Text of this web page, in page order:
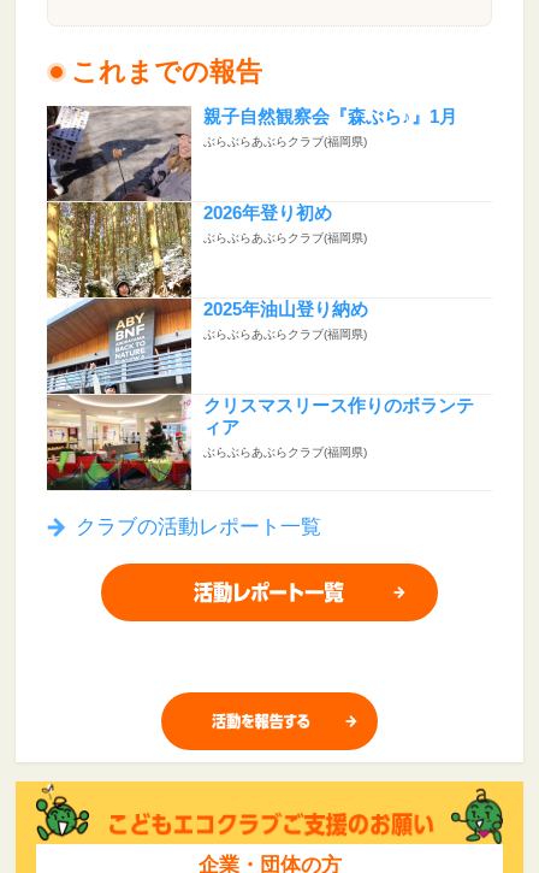
これまでの報告
親子自然観察会『森ぶら♪』1月
ぶらぶらあぶらクラブ(福岡県)
2026年登り初め
ぶらぶらあぶらクラブ(福岡県)
2025年油山登り納め
ぶらぶらあぶらクラブ(福岡県)
クリスマスリース作りのボランテ
ィア
ぶらぶらあぶらクラブ(福岡県)
クラブの活動レポート一覧
企業・団体の方